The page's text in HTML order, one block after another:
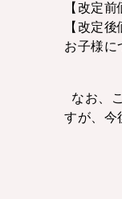
【改定
【改定
お子様に
なお、
すが、今